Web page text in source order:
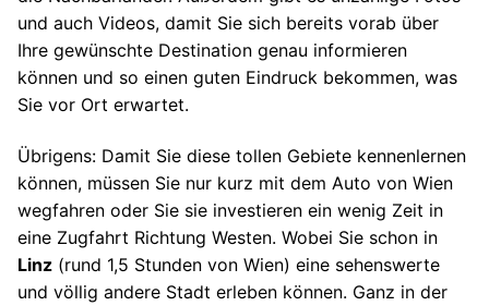
und auch Videos, damit Sie sich bereits vorab über
Ihre gewünschte Destination genau informieren
können und so einen guten Eindruck bekommen, was
Sie vor Ort erwartet.
Übrigens: Damit Sie diese tollen Gebiete kennenlernen
können, müssen Sie nur kurz mit dem Auto von Wien
wegfahren oder Sie sie investieren ein wenig Zeit in
eine Zugfahrt Richtung Westen. Wobei Sie schon in
Linz (rund 1,5 Stunden von Wien) eine sehenswerte
und völlig andere Stadt erleben können. Ganz in der